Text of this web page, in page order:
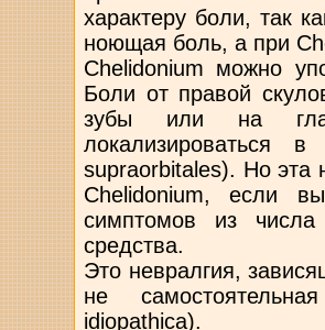
характеру боли, так
ноющая боль, а при
Chelidonium можно
Боли от правой
зубы или на
локализироваться
supraorbitales). Но эта
Chelidonium, если
симптомов из числа
средства.
Это невралгия,
не
idiopathica).